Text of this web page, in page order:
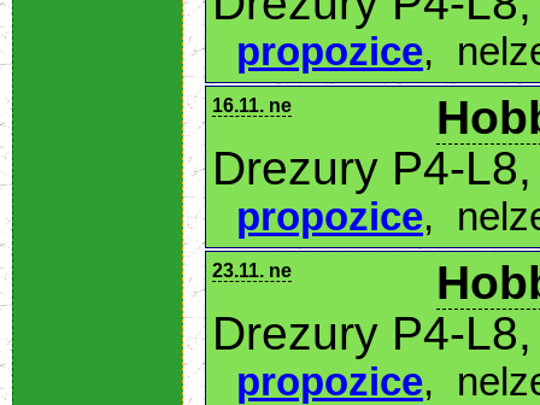
propozice,
16.11. ne
Drezury P4-
propozice,
23.11. ne
Drezury P4-
propozice,